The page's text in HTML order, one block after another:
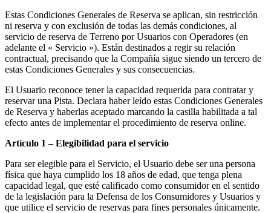
Estas Condiciones Generales de Reserva se aplican, sin restricción
ni reserva y con exclusión de todas las demás condiciones, al
servicio de reserva de Terreno por Usuarios con Operadores (en
adelante el « Servicio »). Están destinados a regir su relación
contractual, precisando que la Compañía sigue siendo un tercero de
estas Condiciones Generales y sus consecuencias.
El Usuario reconoce tener la capacidad requerida para contratar y
reservar una Pista. Declara haber leído estas Condiciones Generales
de Reserva y haberlas aceptado marcando la casilla habilitada a tal
efecto antes de implementar el procedimiento de reserva online.
Artículo 1 – Elegibilidad para el servicio
Para ser elegible para el Servicio, el Usuario debe ser una persona
física que haya cumplido los 18 años de edad, que tenga plena
capacidad legal, que esté calificado como consumidor en el sentido
de la legislación para la Defensa de los Consumidores y Usuarios y
que utilice el servicio de reservas para fines personales únicamente.